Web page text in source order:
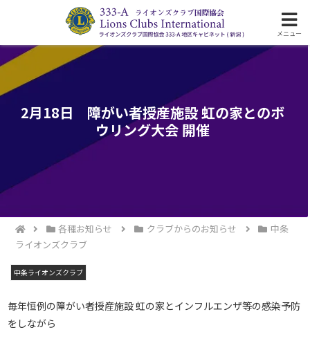
ライオンズクラブ国際協会333-A地区の活動
2月18日 障がい者授産施設 虹の家とのボ
ウリング大会 開催
各種お知らせ クラブからのお知らせ
中条
ライオンズクラブ
中条ライオンズクラブ
毎年恒例の障がい者授産施設 虹の家とインフルエンザ等の感染予防
をしながら
メニュー